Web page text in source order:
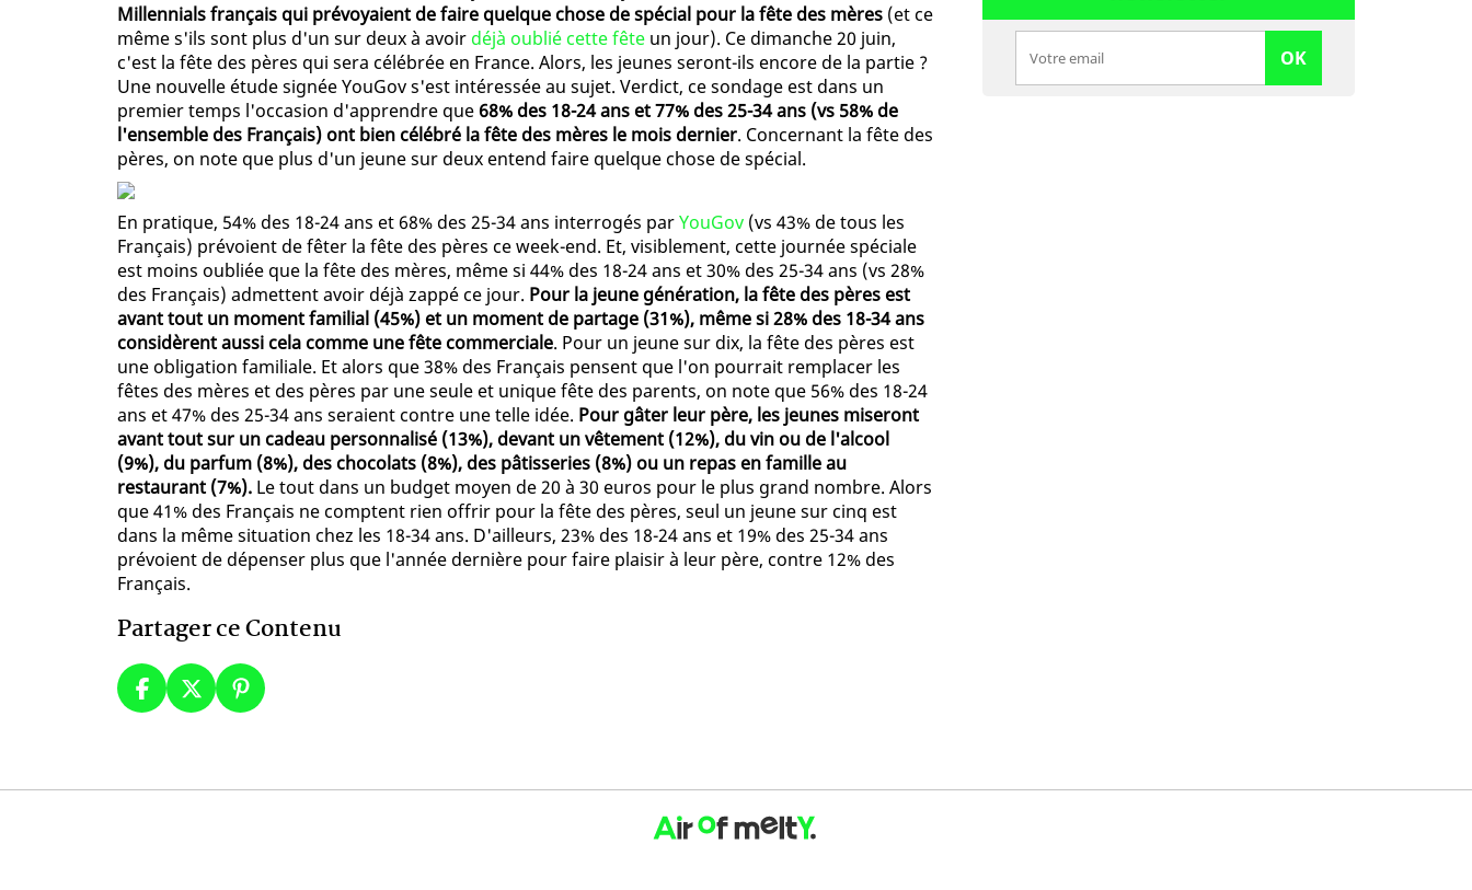
Millennials français qui prévoyaient de faire quelque chose de spécial pour la fête des mères (et ce
même s'ils sont plus d'un sur deux à avoir déjà oublié cette fête un jour). Ce dimanche 20 juin,
c'est la fête des pères qui sera célébrée en France. Alors, les jeunes seront-ils encore de la partie ?
Une nouvelle étude signée YouGov s'est intéressée au sujet. Verdict, ce sondage est dans un
premier temps l'occasion d'apprendre que68% des 18-24 ans et 77% des 25-34 ans (vs 58% de
l'ensemble des Français) ont bien célébré la fête des mères le mois dernier. Concernant la fête des
pères, on note que plus d'un jeune sur deux entend faire quelque chose de spécial.
En pratique, 54% des 18-24 ans et 68% des 25-34 ans interrogés parYouGov (vs 43% de tous les
Français) prévoient de fêter la fête des pères ce week-end. Et, visiblement, cette journée spéciale
est moins oubliée que la fête des mères, même si 44% des 18-24 ans et 30% des 25-34 ans (vs 28%
des Français) admettent avoir déjà zappé ce jour. Pour la jeune génération, la fête des pères est
avant tout un moment familial (45%) et un moment de partage (31%), même si 28% des 18-34 ans
considèrent aussi cela comme une fête commerciale. Pour un jeune sur dix, la fête des pères est
une obligation familiale. Et alors que 38% des Français pensent que l'on pourrait remplacer les
fêtes des mères et des pères par une seule et unique fête des parents, on note que 56% des 18-24
ans et 47% des 25-34 ans seraient contre une telle idée. Pour gâter leur père, les jeunes miseront
avant tout sur un cadeau personnalisé (13%), devant un vêtement (12%), du vin ou de l'alcool
(9%), du parfum (8%), des chocolats (8%), des pâtisseries (8%) ou un repas en famille au
restaurant (7%). Le tout dans un budget moyen de 20 à 30 euros pour le plus grand nombre. Alors
que 41% des Français ne comptent rien offrir pour la fête des pères, seul un jeune sur cinq est
dans la même situation chez les 18-34 ans. D'ailleurs, 23% des 18-24 ans et 19% des 25-34 ans
prévoient de dépenser plus que l'année dernière pour faire plaisir à leur père, contre 12% des
Français.
Partager ce Contenu
OK